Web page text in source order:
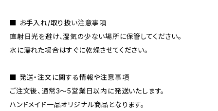
■ お手入れ/取り扱い注意事項
直射日光を避け、湿気の少ない場所に保管してください。
水に濡れた場合はすぐに乾燥させてください。
■ 発送・注文に関する情報や注意事項
ご注文後、通常3〜5営業日以内に発送いたします。
ハンドメイド一品オリジナル商品となります。